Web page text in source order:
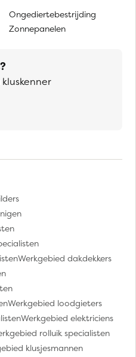
Ongediertebestrijding
Zonnepanelen
Werkgebied dakdekkers
Werkgebied loodgieters
Werkgebied elektriciens
rolluik specialisten
klusjesmannen